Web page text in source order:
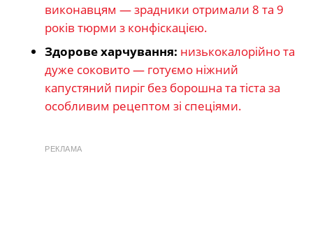
виконавцям — зрадники отримали 8 та 9
років тюрми з конфіскацією.
Здорове харчування: низькокалорійно та
дуже соковито — готуємо ніжний
капустяний пиріг без борошна та тіста за
особливим рецептом зі спеціями.
РЕКЛАМА